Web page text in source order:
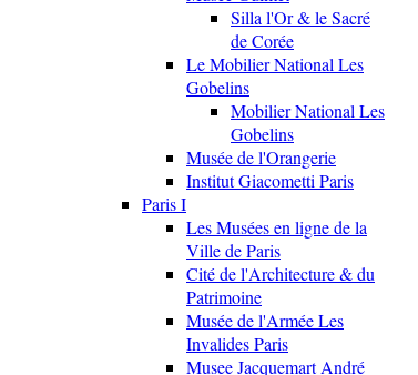
Silla l'Or & le Sacré
de Corée
Le Mobilier National Les
Gobelins
Mobilier National Les
Gobelins
Musée de l'Orangerie
Institut Giacometti Paris
Paris I
Les Musées en ligne de la
Ville de Paris
Cité de l'Architecture & du
Patrimoine
Musée de l'Armée Les
Invalides Paris
Musee Jacquemart André